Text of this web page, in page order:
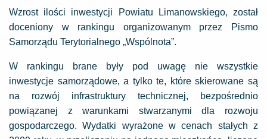
Wzrost ilości inwestycji Powiatu Limanowskiego, został
doceniony w rankingu organizowanym przez Pismo
Samorządu Terytorialnego „Wspólnota”.
W rankingu brane były pod uwagę nie wszystkie
inwestycje samorządowe, a tylko te, które skierowane są
na rozwój infrastruktury technicznej, bezpośrednio
powiązanej z warunkami stwarzanymi dla rozwoju
gospodarczego. Wydatki wyrażone w cenach stałych z